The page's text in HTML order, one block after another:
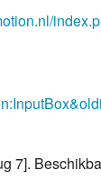
7].